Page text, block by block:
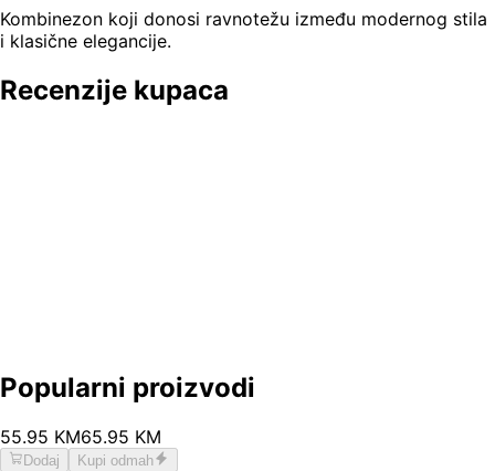
Kombinezon koji donosi ravnotežu između modernog stila
i klasične elegancije.
Recenzije kupaca
Popularni proizvodi
55.95 KM65.95 KM
Dodaj Kupi odmah